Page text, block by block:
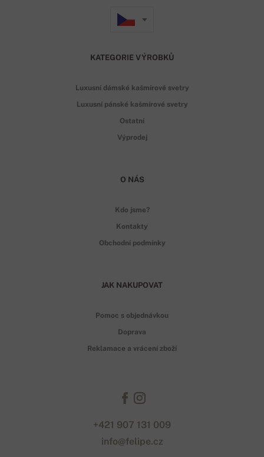
KATEGORIE VÝROBKŮ
Luxusní dámské kašmírové svetry
Luxusní pánské kašmírové svetry
Ostatní
Výprodej
O NÁS
Kdo jsme?
Kontakty
Obchodní podmínky
JAK NAKUPOVAT
Pomoc s objednávkou
Doprava
Reklamace a vrácení zboží
+421 907 131 009
info@felipe.cz